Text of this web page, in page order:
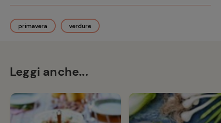
primavera verdure
Leggi anche...